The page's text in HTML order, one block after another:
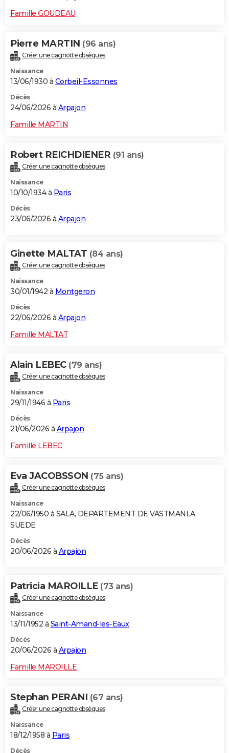
Famille GOUDEAU
Pierre MARTIN (96 ans)
Créer une cagnotte obsèques
Naissance
13/06/1930 à Corbeil-Essonnes
Décès
24/06/2026 à Arpajon
Famille MARTIN
Robert REICHDIENER (91 ans)
Créer une cagnotte obsèques
Naissance
10/10/1934 à Paris
Décès
23/06/2026 à Arpajon
Ginette MALTAT (84 ans)
Créer une cagnotte obsèques
Naissance
30/01/1942 à Montgeron
Décès
22/06/2026 à Arpajon
Famille MALTAT
Alain LEBEC (79 ans)
Créer une cagnotte obsèques
Naissance
29/11/1946 à Paris
Décès
21/06/2026 à Arpajon
Famille LEBEC
Eva JACOBSSON (75 ans)
Créer une cagnotte obsèques
Naissance
22/06/1950 à SALA, DEPARTEMENT DE VASTMANLA
SUEDE
Décès
20/06/2026 à Arpajon
Patricia MAROILLE (73 ans)
Créer une cagnotte obsèques
Naissance
13/11/1952 à Saint-Amand-les-Eaux
Décès
20/06/2026 à Arpajon
Famille MAROILLE
Stephan PERANI (67 ans)
Créer une cagnotte obsèques
Naissance
18/12/1958 à Paris
Décès